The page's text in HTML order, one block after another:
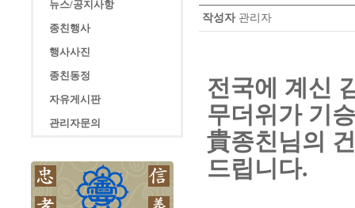
뉴스/공지사항
종친행사
행사사진
종친동정
자유게시판
관리자문의
작성자 관리자
전국에 계신
무더위가 기
貴종친님의
드립니다.